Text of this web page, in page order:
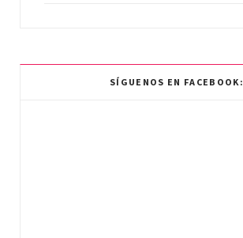
SÍGUENOS EN FACEBOOK: